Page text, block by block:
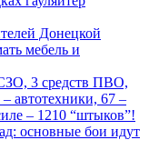
Донецкой
мебель и
3 средств ПВО,
автотехники, 67 –
– 1210 “штыков”!
основные бои идут